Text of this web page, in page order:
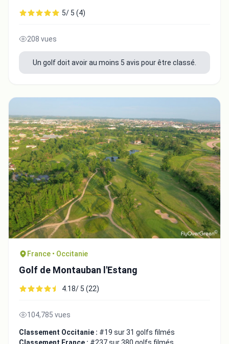
5/ 5 (4)
208 vues
Un golf doit avoir au moins 5 avis pour être classé.
France • Occitanie
Golf de Montauban l'Estang
4.18/ 5 (22)
104,785 vues
Classement Occitanie : #19 sur 31 golfs filmés